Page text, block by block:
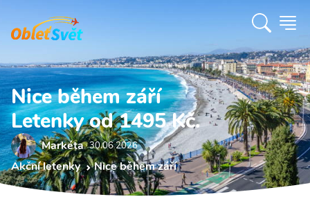
Nice během září
Letenky od 1495 Kč.
Markéta 30.06 2026
Akční letenky Nice během září